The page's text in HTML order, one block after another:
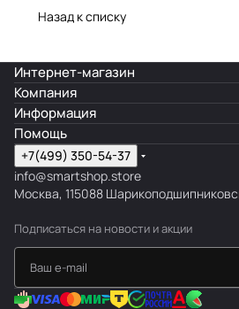
Назад к списку
Интернет-магазин
Компания
Информация
Помощь
+7(499) 350-54-37
info@smartshop.store
Москва, 115088
Подписаться на новости и акции